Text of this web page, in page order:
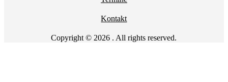
Kontakt
Copyright © 2026 . All rights reserved.